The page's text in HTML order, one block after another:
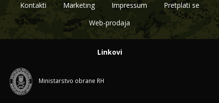
Kontakti Marketing Impressum
Pretplati se
Web-prodaja
Linkovi
Ministarstvo obrane RH